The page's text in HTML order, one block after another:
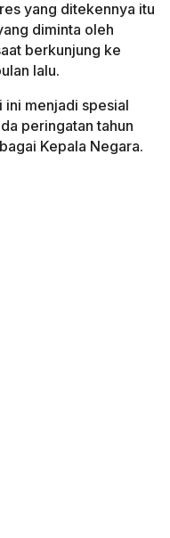
yang ditekennya itu
diminta oleh
berkunjung ke
lalu.
ini menjadi spesial
peringatan tahun
Kepala Negara.